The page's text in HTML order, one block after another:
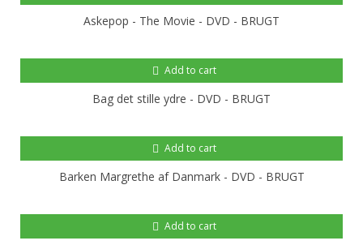
Askepop - The Movie - DVD - BRUGT
Add to cart
Bag det stille ydre - DVD - BRUGT
Add to cart
Barken Margrethe af Danmark - DVD - BRUGT
Add to cart